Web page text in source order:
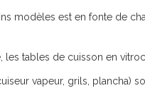
modèles est en fonte de
tables de cuisson en
vapeur, grils,